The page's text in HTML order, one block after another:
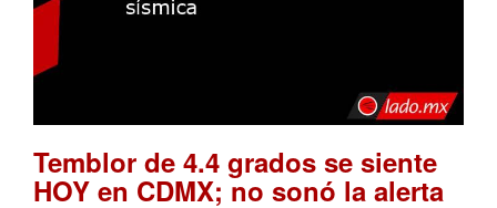
Temblor de 4.4 grados se siente
HOY en CDMX; no sonó la alerta